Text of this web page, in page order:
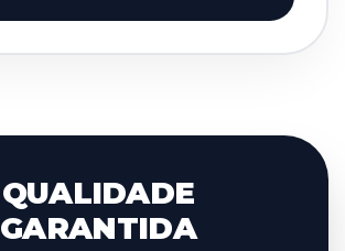
QUALIDADE
GARANTIDA